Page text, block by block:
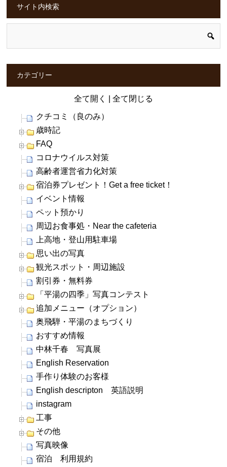
サイト内検索
カテゴリー
全て開く 全て閉じる
クチコミ（良のみ）
歳時記
FAQ
コロナウイルス対策
高齢者運営省力化対策
宿泊券プレゼント！Get a free ticket！
イベント情報
ペット預かり
周辺お食事処・Near the cafeteria
上高地・登山用駐車場
思い出の写真
観光スポット・周辺施設
割引券・無料券
「平湯の四季」写真コンテスト
追加メニュー（オプション）
奥飛騨・平湯のまちづくり
おすすめ情報
中林千春 写真展
English Reservation
手作り体験のお客様
English descripton 英語説明
instagram
工事
その他
写真映像
宿泊 利用規約